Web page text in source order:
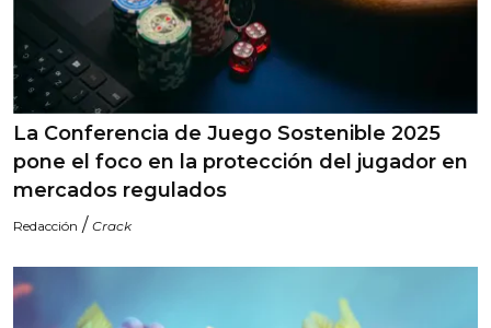
La Conferencia de Juego Sostenible 2025
pone el foco en la protección del jugador en
mercados regulados
Redacción / Crack